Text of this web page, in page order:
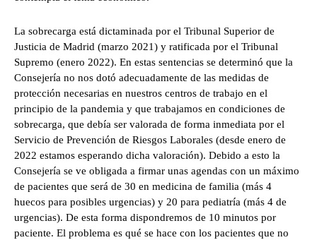
La sobrecarga está dictaminada por el Tribunal Superior de
Justicia de Madrid (marzo 2021) y ratificada por el Tribunal
Supremo (enero 2022). En estas sentencias se determinó que la
Consejería no nos dotó adecuadamente de las medidas de
protección necesarias en nuestros centros de trabajo en el
principio de la pandemia y que trabajamos en condiciones de
sobrecarga, que debía ser valorada de forma inmediata por el
Servicio de Prevención de Riesgos Laborales (desde enero de
2022 estamos esperando dicha valoración). Debido a esto la
Consejería se ve obligada a firmar unas agendas con un máximo
de pacientes que será de 30 en medicina de familia (más 4
huecos para posibles urgencias) y 20 para pediatría (más 4 de
urgencias). De esta forma dispondremos de 10 minutos por
paciente. El problema es qué se hace con los pacientes que no